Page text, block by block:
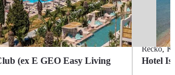
(ex E GEO Easy Living
Řecko,
Hotel